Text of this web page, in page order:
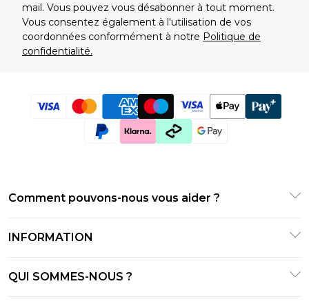
mail. Vous pouvez vous désabonner à tout moment.
Vous consentez également à l'utilisation de vos
coordonnées conformément à notre Politique de
confidentialité.
Comment pouvons-nous vous aider ?
Suivre et retourner ma commande
Options de livraison
INFORMATION
QUI SOMMES-NOUS ?